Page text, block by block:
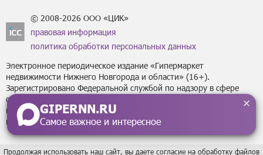
GIPERNN.RU
Самое важное и интересное
© 2008-2026 ООО «ЦИК»
правовая информация
политика обработки персональных данных
Электронное периодическое издание «Гипермаркет
недвижимости Нижнего Новгорода и области» (16+).
Зарегистрировано Федеральной службой по надзору в сфере
связи, информационных технологий
и массовых коммуникаций (Роскомнадзор) за регистрационным
номером Эл № ФС77-43795 от 07 февраля 2011 г.
Продолжая использовать наш сайт, вы даете согласие на обработку файлов